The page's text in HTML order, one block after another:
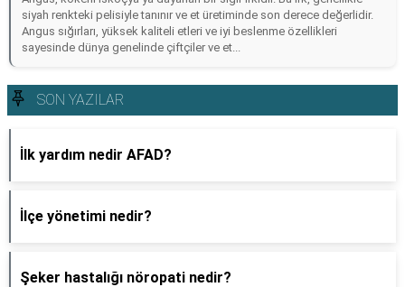
siyah renkteki pelisiyle tanınır ve et üretiminde son derece değerlidir.
Angus sığırları, yüksek kaliteli etleri ve iyi beslenme özellikleri
sayesinde dünya genelinde çiftçiler ve et...
SON YAZILAR
İlk yardım nedir AFAD?
İlçe yönetimi nedir?
Şeker hastalığı nöropati nedir?